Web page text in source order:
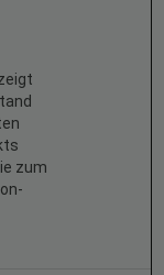
zum